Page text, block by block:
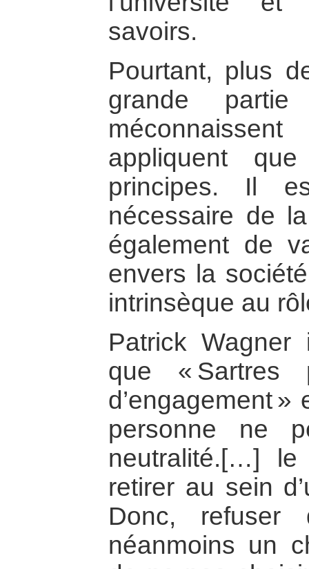
savoirs.
Pourtant, plus
grande partie
appliquent
principes. Il
nécessaire de
également de
envers la
intrinsèque au
Patrick
que « Sartres
d’engagement
personne ne
neutralité.[…]
retirer au sein
Donc, refuser
néanmoins un